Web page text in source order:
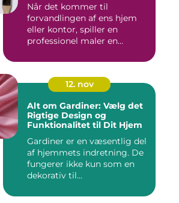
Når det kommer til
forvandlingen af ens hjem
eller kontor, spiller en
professionel maler en
12. nov
Alt om Gardiner: Vælg det
Rigtige Design og
Funktionalitet til Dit Hjem
Gardiner er en væsentlig del
af hjemmets indretning. De
fungerer ikke kun som en
dekorativ til...